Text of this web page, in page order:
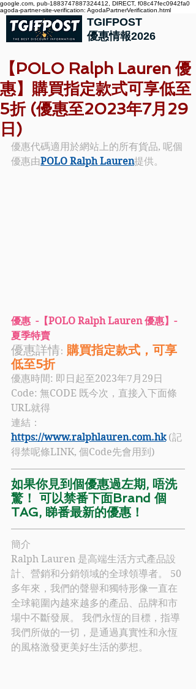
google.com, pub-1883747887324412, DIRECT, f08c47fec0942fa0
agoda-partner-site-verification: AgodaPartnerVerification.html
TGIFPOST
優惠情報2026
【POLO Ralph Lauren 優
惠】購買指定款式可享低至
5折 (優惠至2023年7月29
日)
優惠代碼適用於網站上的所有貨品, 呢個
優惠由POLO Ralph Lauren提供。
優惠  -【POLO Ralph Lauren 優惠】-
夏季特賣
優惠詳情: 購買指定款式，可享
低至5折
優惠時間: 即日起至2023年7月29日
Code: 無CODE 既今次，直接入下面條
URL就得
連結：
https://www.ralphlauren.com.hk (記
得禁呢條LINK, 個Code先會用到)
如果你見到個優惠過左期, 唔洗
驚！ 可以禁番下面Brand 個
TAG, 睇番最新的優惠！
簡介
Ralph Lauren 是高端生活方式產品設
計、營銷和分銷領域的全球領導者。 50
多年來，我們的聲譽和獨特形像一直在
全球範圍內越來越多的產品、品牌和市
場中不斷發展。 我們永恆的目標，指導
我們所做的一切，是通過真實性和永恆
的風格激發更美好生活的夢想 。